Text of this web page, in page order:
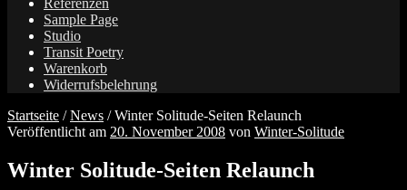
Referenzen
Sample Page
Studio
Transit Poetry
Warenkorb
Widerrufsbelehrung
Startseite /News /Winter Solitude-Seiten Relaunch
Veröffentlicht am 20. November 2008 von Winter-Solitude
Winter Solitude-Seiten Relaunch